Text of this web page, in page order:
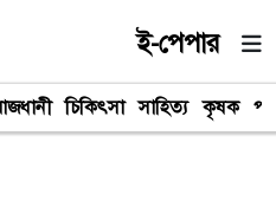
ই-পেপার
চিকিৎসা সাহিত্য কৃষক